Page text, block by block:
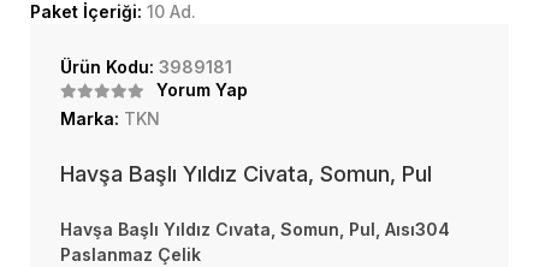
Paket İçeriği: 10 Ad.
Ürün Kodu: 3989181
Yorum Yap
Marka: TKN
Havşa Başlı Yıldız Civata, Somun, Pul
Havşa Başlı Yıldız Cıvata, Somun, Pul, Aısı304
Paslanmaz Çelik